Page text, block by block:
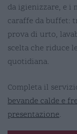
da igienizzare, e
caraffe da buffet:
prova di urto,
scelta che riduce
quotidiana.
Completa il
bevande calde e
presentazione.